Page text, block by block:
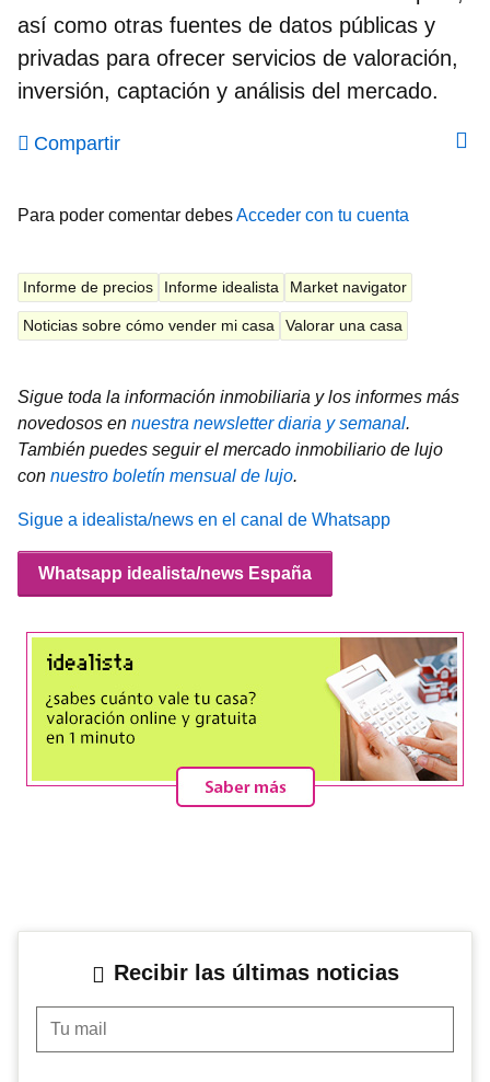
así como otras fuentes de datos públicas y
privadas para ofrecer servicios de valoración,
inversión, captación y análisis del mercado.
Compartir
Para poder comentar debesAcceder con tu cuenta
Informe de precios Informe idealista Market navigator
Noticias sobre cómo vender mi casa Valorar una casa
Sigue toda la información inmobiliaria y los informes más
novedosos en nuestra newsletter diaria y semanal.
También puedes seguir el mercado inmobiliario de lujo
con nuestro boletín mensual de lujo.
Sigue a idealista/news en el canal de Whatsapp
Whatsapp idealista/news España
Recibir las últimas noticias
Tu mail